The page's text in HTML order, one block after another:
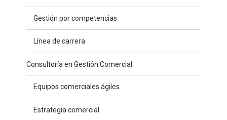
Gestión por competencias
Línea de carrera
Consultoría en Gestión Comercial
Equipos comerciales ágiles
Estrategia comercial